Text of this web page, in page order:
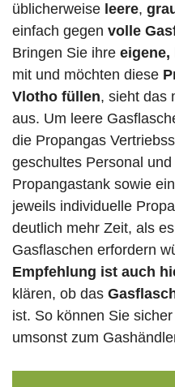
üblicherweise leere,
einfach gegen volle
Bringen Sie ihre eigene,
mit und möchten diese
Vlotho füllen, sieht das
aus. Um leere
die Propangas
geschultes Personal
Propangastank sowie
jeweils individuelle
deutlich mehr Zeit, als
Gasflaschen erfordern
Empfehlung ist auch
klären, ob das
ist. So können Sie
umsonst zum